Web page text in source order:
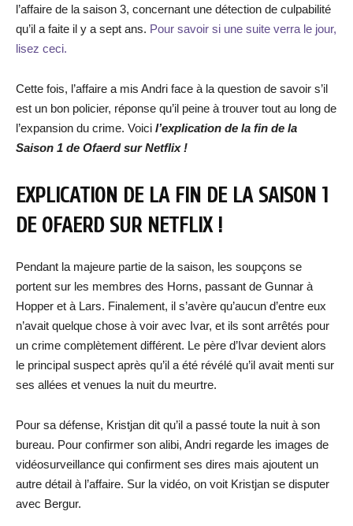
l’affaire de la saison 3, concernant une détection de culpabilité
qu’il a faite il y a sept ans. Pour savoir si une suite verra le jour,
lisez ceci.
Cette fois, l’affaire a mis Andri face à la question de savoir s’il
est un bon policier, réponse qu’il peine à trouver tout au long de
l’expansion du crime. Voici l’explication de la fin de la
Saison 1 de Ofaerd sur Netflix !
EXPLICATION DE LA FIN DE LA SAISON 1
DE OFAERD SUR NETFLIX !
Pendant la majeure partie de la saison, les soupçons se
portent sur les membres des Horns, passant de Gunnar à
Hopper et à Lars. Finalement, il s’avère qu’aucun d’entre eux
n’avait quelque chose à voir avec Ivar, et ils sont arrêtés pour
un crime complètement différent. Le père d’Ivar devient alors
le principal suspect après qu’il a été révélé qu’il avait menti sur
ses allées et venues la nuit du meurtre.
Pour sa défense, Kristjan dit qu’il a passé toute la nuit à son
bureau. Pour confirmer son alibi, Andri regarde les images de
vidéosurveillance qui confirment ses dires mais ajoutent un
autre détail à l’affaire. Sur la vidéo, on voit Kristjan se disputer
avec Bergur.